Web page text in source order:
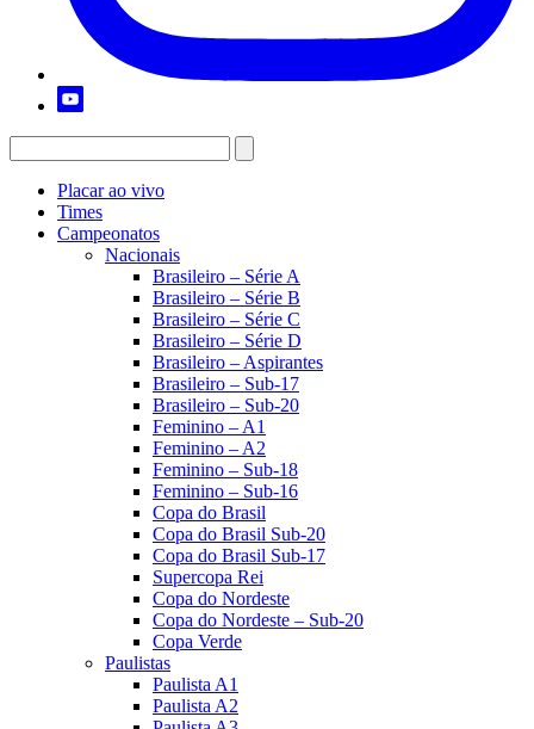
Placar ao vivo
Times
Campeonatos
Nacionais
Brasileiro – Série A
Brasileiro – Série B
Brasileiro – Série C
Brasileiro – Série D
Brasileiro – Aspirantes
Brasileiro – Sub-17
Brasileiro – Sub-20
Feminino – A1
Feminino – A2
Feminino – Sub-18
Feminino – Sub-16
Copa do Brasil
Copa do Brasil Sub-20
Copa do Brasil Sub-17
Supercopa Rei
Copa do Nordeste
Copa do Nordeste – Sub-20
Copa Verde
Paulistas
Paulista A1
Paulista A2